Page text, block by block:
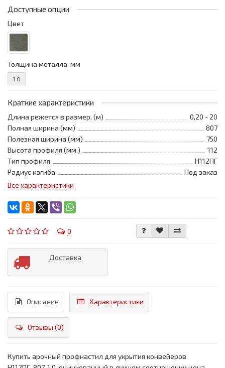
Доступные опции
Цвет
Толщина металла, мм
1.0
Краткие характеристики
Длина режется в размер, (м)
0,20 - 20
Полная ширина (мм)
807
Полезная ширина (мм)
750
Высота профиля (мм.)
112
Тип профиля
Н112ПГ
Радиус изгиба
Под заказ
Все характеристики
0
Доставка
Описание Характеристики
Отзывы (0)
Купить арочный профнастил для укрытия конвейеров